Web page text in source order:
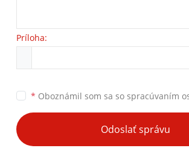
Príloha:
* Oboznámil som sa so spracúvaním
Odoslať správu